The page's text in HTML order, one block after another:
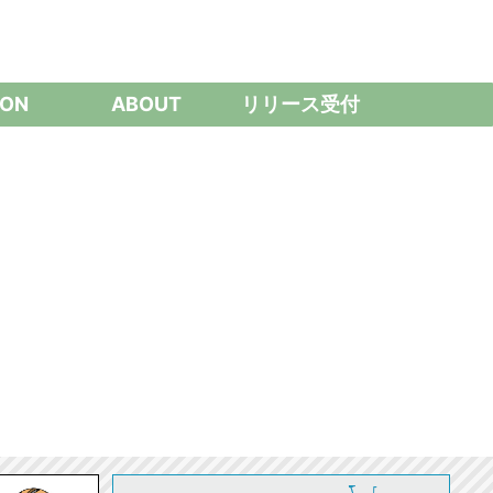
ABOUT リリース受付